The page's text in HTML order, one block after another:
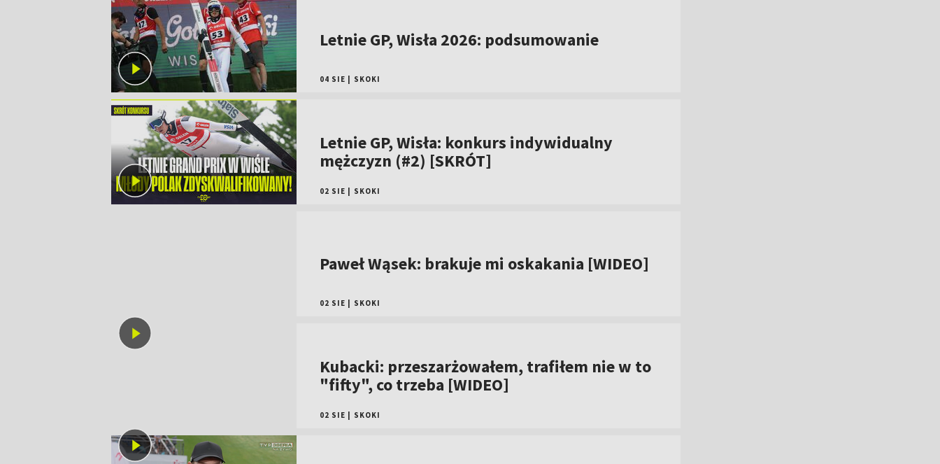
Letnie GP, Wisła 2026: podsumowanie
04 SIE SKOKI
Letnie GP, Wisła: konkurs indywidualny
mężczyzn (#2) [SKRÓT]
02 SIE SKOKI
Paweł Wąsek: brakuje mi oskakania [WIDEO]
02 SIE SKOKI
Kubacki: przeszarżowałem, trafiłem nie w to
"fifty", co trzeba [WIDEO]
02 SIE SKOKI